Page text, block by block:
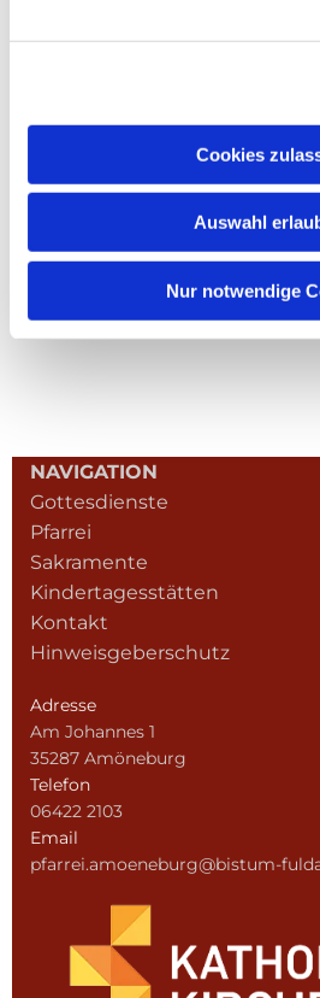
Cookies
Auswahl
Nur notwendige
NAVIGATION
Gottesdienste
Pfarrei
Sakramente
Kindertagesstätten
Kontakt
Hinweisgeberschutz
Adresse
Am Johannes 1
35287 Amöneburg
Telefon
06422 2103
Email
pfarrei.amoeneburg@bistum-